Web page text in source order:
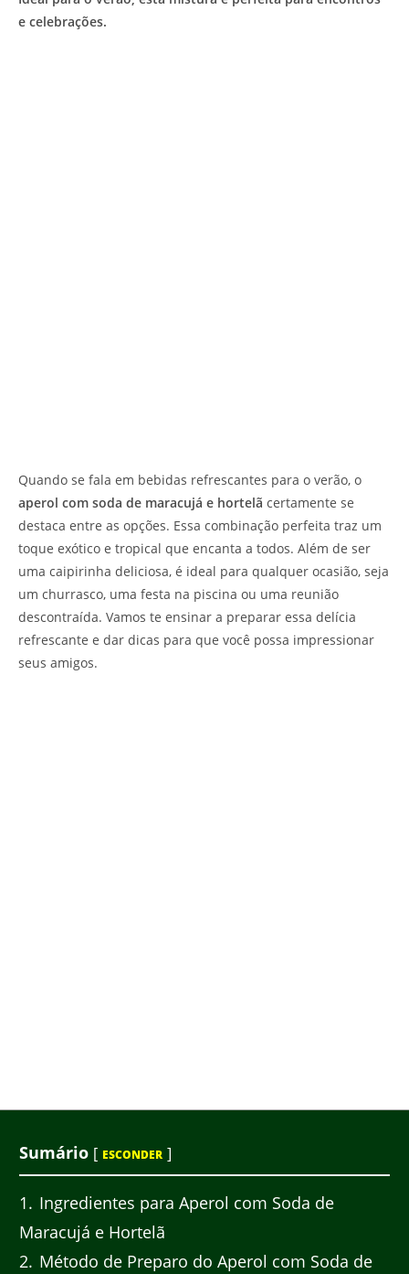
e celebrações.
Quando se fala em bebidas refrescantes para o verão, o
aperol com soda de maracujá e hortelã certamente se
destaca entre as opções. Essa combinação perfeita traz um
toque exótico e tropical que encanta a todos. Além de ser
uma caipirinha deliciosa, é ideal para qualquer ocasião, seja
um churrasco, uma festa na piscina ou uma reunião
descontraída. Vamos te ensinar a preparar essa delícia
refrescante e dar dicas para que você possa impressionar
seus amigos.
Sumário [ ESCONDER ]
1
Ingredientes para Aperol com Soda de
Maracujá e Hortelã
2 Método de Preparo do Aperol com Soda de